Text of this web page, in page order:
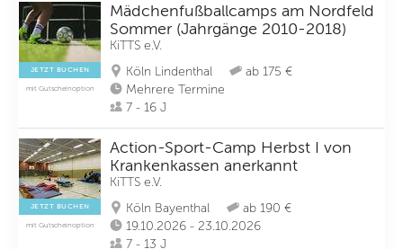
JETZT BUCHEN
mit Gutscheinoption
Mädchenfußballcamps am Nordfeld
Sommer (Jahrgänge 2010-2018)
KiTTS e.V.
Köln Lindenthal
ab 175 €
Mehrere Termine
7 - 16 J
JETZT BUCHEN
mit Gutscheinoption
Action-Sport-Camp Herbst I von
Krankenkassen anerkannt
KiTTS e.V.
Köln Bayenthal
ab 190 €
19.10.2026 - 23.10.2026
7 - 13 J